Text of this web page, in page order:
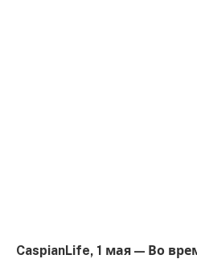
CaspianLife, 1 мая — Во